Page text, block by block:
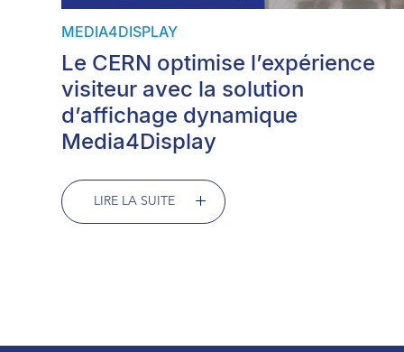
MEDIA4DISPLAY
Le CERN optimise l’expérience
visiteur avec la solution
d’affichage dynamique
Media4Display
LIRE LA SUITE